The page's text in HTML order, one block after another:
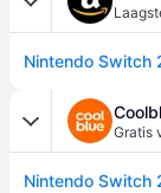
Nintendo Switch
Gratis
Nintendo Switch